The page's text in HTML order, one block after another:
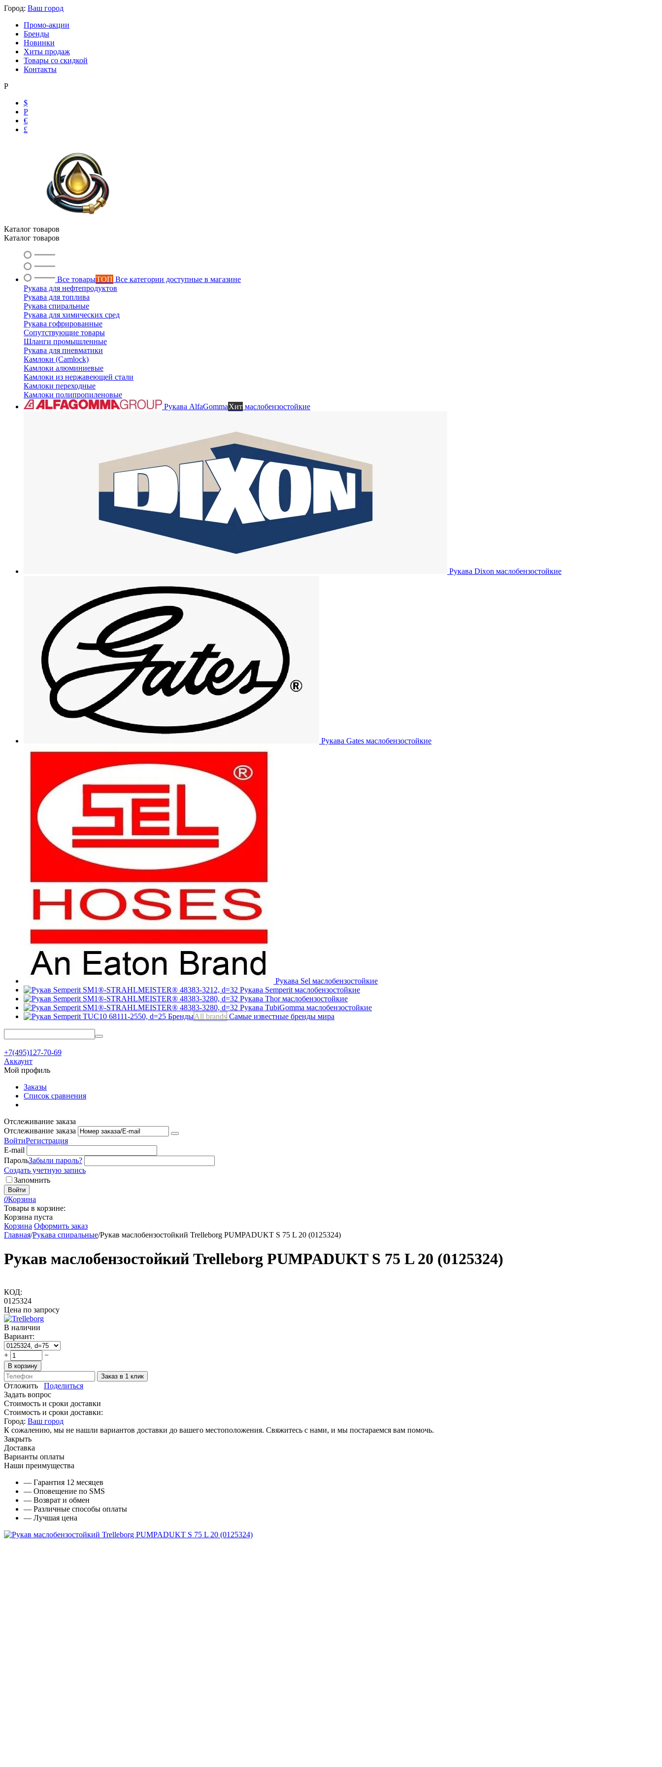
Город: Ваш город
Промо-акции
Бренды
Новинки
Хиты продаж
Товары со скидкой
Контакты
Р
$
Р
€
£
Каталог товаров
Каталог товаров
Все товарыТОП Все категории доступные в магазине
Рукава для нефтепродуктов
Рукава для топлива
Рукава спиральные
Рукава для химических сред
Рукава гофрированные
Сопутствующие товары
Шланги промышленные
Рукава для пневматики
Камлоки (Camlock)
Камлоки алюминиевые
Камлоки из нержавеющей стали
Камлоки переходные
Камлоки полипропиленовые
Рукава AlfaGommaХит маслобензостойкие
Рукава Dixon маслобензостойкие
Рукава Gates маслобензостойкие
Рукава Sel маслобензостойкие
Рукава Semperit маслобензостойкие
Рукава Thorмаслобензостойкие
Рукава TubiGomma маслобензостойкие
БрендыAll brands Самые известные бренды мира
+7(495)127-70-69
Аккаунт
Мой профиль
Заказы
Список сравнения
Отслеживание заказа
Отслеживание заказа
ВойтиРегистрация
E-mail
ПарольЗабыли пароль?
Создать учетную запись
Запомнить
Войти
0Корзина
Товары в корзине:
Корзина пуста
Корзина Оформить заказ
Главная/Рукава спиральные/Рукав маслобензостойкий Trelleborg PUMPADUKT S 75 L 20 (0125324)
Рукав маслобензостойкий Trelleborg PUMPADUKT S 75 L 20 (0125324)
КОД:
0125324
Цена по запросу
В наличии
Вариант:
+ −
В корзину
Заказ в 1 клик
Отложить
Поделиться
Задать вопрос
Стоимость и сроки доставки
Стоимость и сроки доставки:
Город: Ваш город
К сожалению, мы не нашли вариантов доставки до вашего местоположения. Свяжитесь с нами, и мы постараемся вам помочь.
Закрыть
Доставка
Варианты оплаты
Наши преимущества
— Гарантия 12 месяцев
— Оповещение по SMS
— Возврат и обмен
— Различные способы оплаты
— Лучшая цена